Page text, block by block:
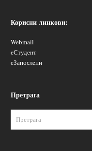
Корисни линкови:
Webmail
еСтудент
еЗапослени
Претрага